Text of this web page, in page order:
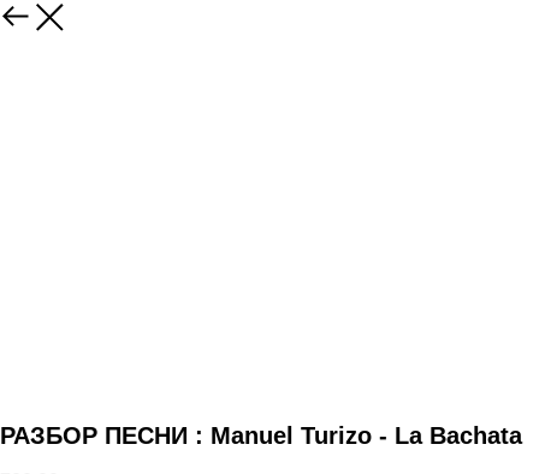
РАЗБОР ПЕСНИ : Manuel Turizo - La Bachata